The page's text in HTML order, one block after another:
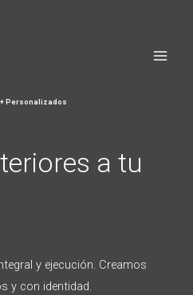
Personalizados
a tu
y ejecución. Creamos
y con identidad.